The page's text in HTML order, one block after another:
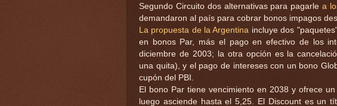
Segundo Circuito dos alternativas para pagarlea
demandaron al país para cobrar bonos impagos
La propuesta de la Argentina incluye dos
en bonos Par, más el pago en efectivo de los
diciembre de 2003; la otra opción es la
una quita), y el pago de intereses con un bono
cupón del PBI.
El bono Par tiene vencimiento en 2038 y ofrece
luego asciende hasta el 5,25. El Discount es un